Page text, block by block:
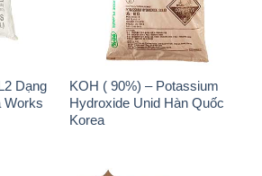
Dạng
Works
KOH ( 90%) – Potassium
Hydroxide Unid Hàn Quốc
Korea